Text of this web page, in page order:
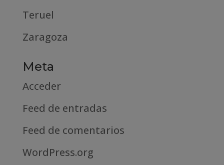
Teruel
Zaragoza
Meta
Acceder
Feed de entradas
Feed de comentarios
WordPress.org